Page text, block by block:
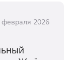
февраля 2026